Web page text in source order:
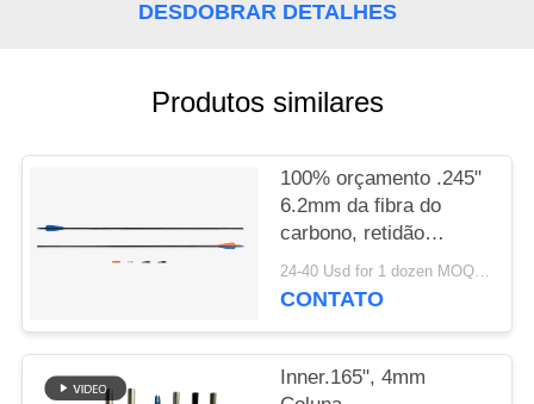
SITE
POLÍTICA
DESDOBRAR DETALHES
Produtos similares
100% orçamento .245"
6.2mm da fibra do
carbono, retidão
.003-.001" aletas/penas
de caça das setas da
24-40 Usd for 1 dozen MOQ:2 dúzias
CONTATO
Inner.165", 4mm